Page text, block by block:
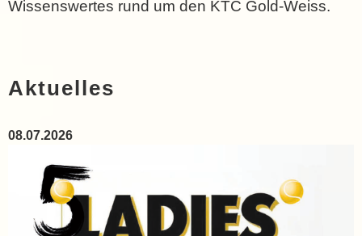
Wissenswertes rund um den KTC Gold-Weiss.
Aktuelles
08.07.2026